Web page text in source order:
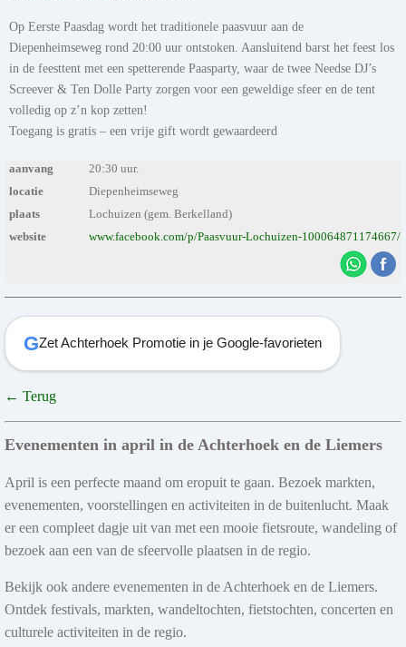
Op Eerste Paasdag wordt het traditionele paasvuur aan de
Diepenheimseweg rond 20:00 uur ontstoken. Aansluitend barst het feest los
in de feesttent met een spetterende Paasparty, waar de twee Needse DJ’s
Screever & Ten Dolle Party zorgen voor een geweldige sfeer en de tent
volledig op z’n kop zetten!
Toegang is gratis – een vrije gift wordt gewaardeerd
aanvang
20:30 uur.
locatie
Diepenheimseweg
plaats
Lochuizen (gem. Berkelland)
website
www.facebook.com/p/Paasvuur-Lochuizen-100064871174667/
GZet Achterhoek Promotie in je Google-favorieten
← Terug
Evenementen in april in de Achterhoek en de Liemers
April is een perfecte maand om eropuit te gaan. Bezoek markten,
evenementen, voorstellingen en activiteiten in de buitenlucht. Maak
er een compleet dagje uit van met een mooie fietsroute, wandeling of
bezoek aan een van de sfeervolle plaatsen in de regio.
Bekijk ook andere evenementen in de Achterhoek en de Liemers.
Ontdek festivals, markten, wandeltochten, fietstochten, concerten en
culturele activiteiten in de regio.